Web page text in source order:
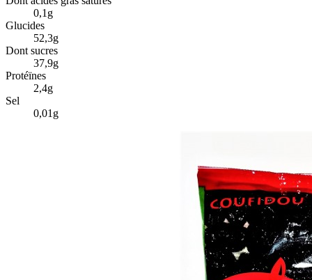
0,1g
Glucides
52,3g
Dont sucres
37,9g
Protéïnes
2,4g
Sel
0,01g